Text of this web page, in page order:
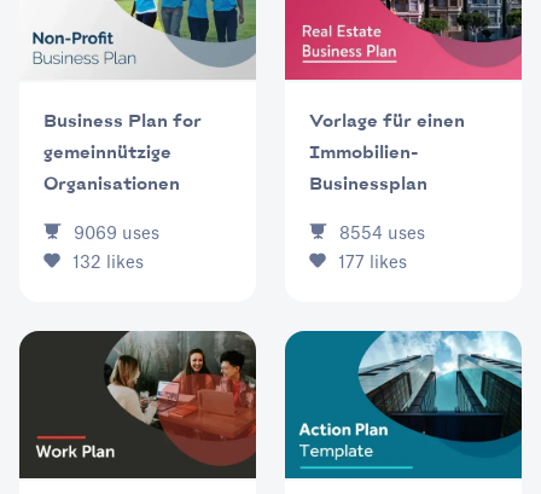
Business Plan for
gemeinnützige
Organisationen
9069 uses
132 likes
Vorlage für einen
Immobilien-
Businessplan
8554 uses
177 likes